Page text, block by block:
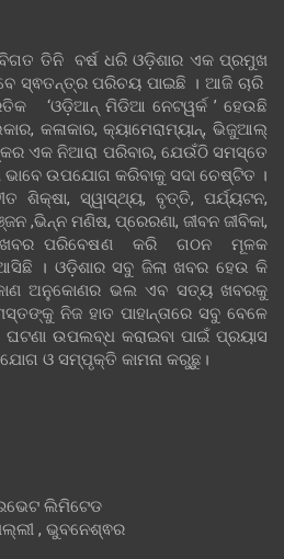
ତିନି ବର୍ଷ ଧରି ଓଡ଼ିଶାର ଏକ ପ୍ରମୁଖ
ସ୍ଵତନ୍ତ୍ର ପରିଚୟ ପାଇଛି । ଆଜି ଚାରି
‘ଓଡ଼ିଆନ୍‍ ମିଡିଆ ନେଟୱର୍କ ’ ହେଉଛି
କଳାକାର, କ୍ୟାମେରାମ୍ୟାନ୍, ଭିଜୁଆଲ୍
ଏକ ନିଆରା ପରିବାର, ଯେଉଁଠି ସମସ୍ତେ
ଉପଯୋଗ କରିବାକୁ ସଦା ଚେଷ୍ଟିତ ।
ସ୍ୱାସ୍ଥ୍ୟ, ବୃତ୍ତି, ପର୍ଯ୍ୟଟନ,
,ଭିନ୍ନ ମଣିଷ, ପ୍ରେରଣା, ଜୀବନ ଜୀବିକା,
ଖବର ପରିବେଷଣ କରି ଗଠନ ମୂଳକ
। ଓଡ଼ିଶାର ସବୁ ଜିଲା ଖବର ହେଉ କି
ଅନୁକୋଣର ଭଲ ଏବ ସତ୍ୟ ଖବରକୁ
ନିଜ ହାତ ପାହାନ୍ତାରେ ସବୁ ବେଳେ
ଉପଲବ୍ଧ କରାଇବା ପାଇଁ ପ୍ରୟାସ
ଓ ସମ୍ପୃକ୍ତି କାମନା କରୁଛୁ।
ଲିମିଟେଡ
, ଭୁବନେଶ୍ଵର